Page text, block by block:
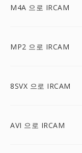
M4A 으로 IRCAM
MP2 으로 IRCAM
8SVX 으로 IRCAM
AVI 으로 IRCAM